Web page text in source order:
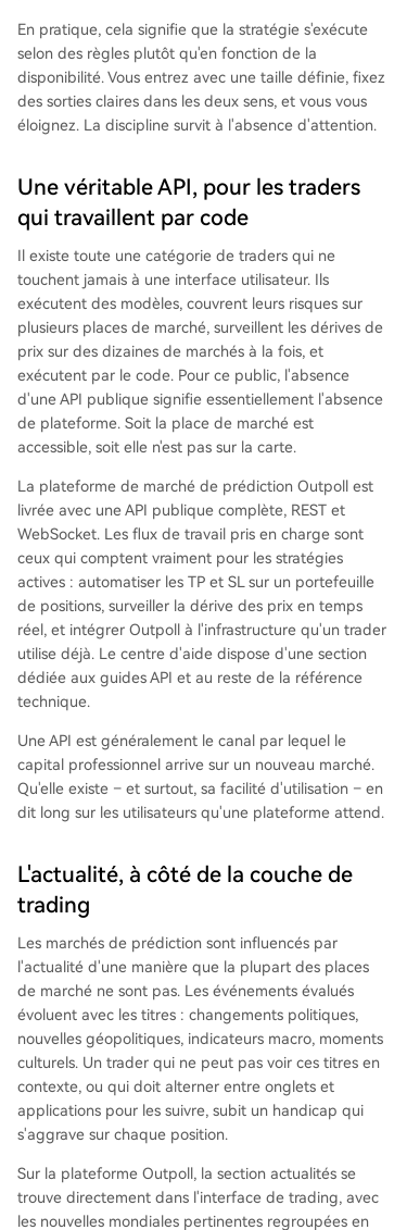
En pratique, cela signifie que la stratégie s'exécute
selon des règles plutôt qu'en fonction de la
disponibilité. Vous entrez avec une taille définie, fixez
des sorties claires dans les deux sens, et vous vous
éloignez. La discipline survit à l'absence d'attention.
Une véritable API, pour les traders
qui travaillent par code
Il existe toute une catégorie de traders qui ne
touchent jamais à une interface utilisateur. Ils
exécutent des modèles, couvrent leurs risques sur
plusieurs places de marché, surveillent les dérives de
prix sur des dizaines de marchés à la fois, et
exécutent par le code. Pour ce public, l'absence
d'une API publique signifie essentiellement l'absence
de plateforme. Soit la place de marché est
accessible, soit elle n'est pas sur la carte.
La plateforme de marché de prédiction Outpoll est
livrée avec une API publique complète, REST et
WebSocket. Les flux de travail pris en charge sont
ceux qui comptent vraiment pour les stratégies
actives : automatiser les TP et SL sur un portefeuille
de positions, surveiller la dérive des prix en temps
réel, et intégrer Outpoll à l'infrastructure qu'un trader
utilise déjà. Le centre d'aide dispose d'une section
dédiée aux guides API et au reste de la référence
technique.
Une API est généralement le canal par lequel le
capital professionnel arrive sur un nouveau marché.
Qu'elle existe – et surtout, sa facilité d'utilisation – en
dit long sur les utilisateurs qu'une plateforme attend.
L'actualité, à côté de la couche de
trading
Les marchés de prédiction sont influencés par
l'actualité d'une manière que la plupart des places
de marché ne sont pas. Les événements évalués
évoluent avec les titres : changements politiques,
nouvelles géopolitiques, indicateurs macro, moments
culturels. Un trader qui ne peut pas voir ces titres en
contexte, ou qui doit alterner entre onglets et
applications pour les suivre, subit un handicap qui
s'aggrave sur chaque position.
Sur la plateforme Outpoll, la section actualités se
trouve directement dans l'interface de trading, avec
les nouvelles mondiales pertinentes regroupées en